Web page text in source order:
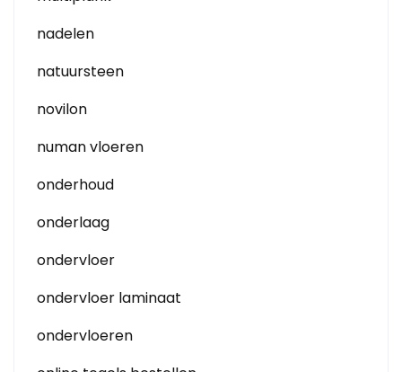
nadelen
natuursteen
novilon
numan vloeren
onderhoud
onderlaag
ondervloer
ondervloer laminaat
ondervloeren